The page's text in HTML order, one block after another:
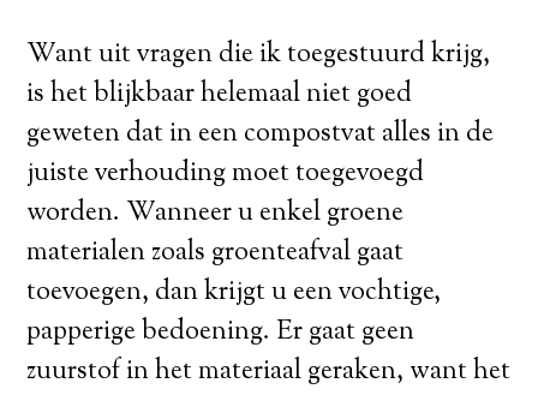
Want uit vragen die ik toegestuurd krijg,
is het blijkbaar helemaal niet goed
geweten dat in een compostvat alles in de
juiste verhouding moet toegevoegd
worden. Wanneer u enkel groene
materialen zoals groenteafval gaat
toevoegen, dan krijgt u een vochtige,
papperige bedoening. Er gaat geen
zuurstof in het materiaal geraken, want het